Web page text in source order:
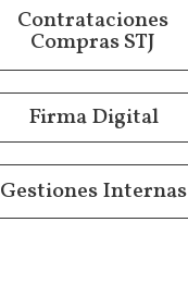
Contrataciones
Compras STJ
Firma Digital
Gestiones Internas